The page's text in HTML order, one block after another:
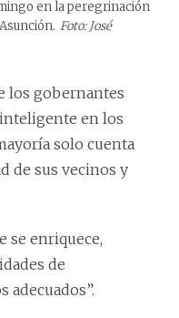
en la peregrinación
Foto: José
los gobernantes
en los
solo cuenta
de sus vecinos y
se enriquece,
de